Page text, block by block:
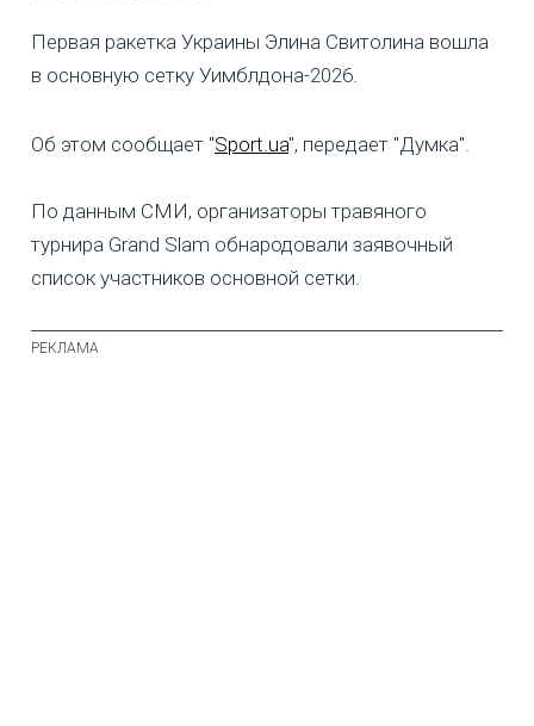
Первая ракетка Украины Элина Свитолина вошла
в основную сетку Уимблдона-2026.
Об этом сообщает "Sport.ua", передает "Думка".
По данным СМИ, организаторы травяного
турнира Grand Slam обнародовали заявочный
список участников основной сетки.